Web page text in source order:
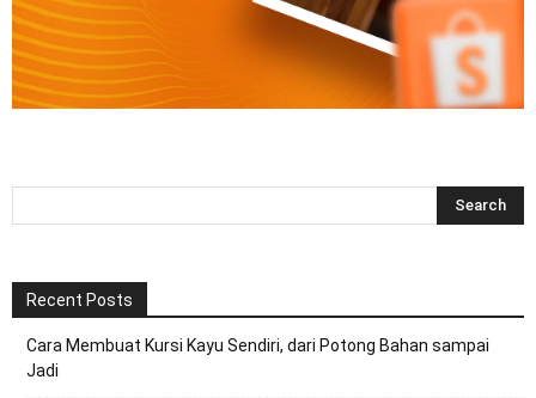
Recent Posts
Cara Membuat Kursi Kayu Sendiri, dari Potong Bahan sampai
Jadi